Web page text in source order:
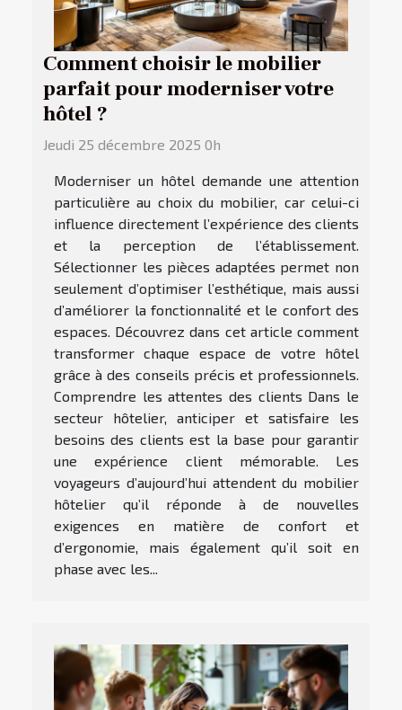
Comment choisir le mobilier
parfait pour moderniser votre
hôtel ?
Jeudi 25 décembre 2025 0h
Moderniser un hôtel demande une attention
particulière au choix du mobilier, car celui-ci
influence directement l’expérience des clients
et la perception de l’établissement.
Sélectionner les pièces adaptées permet non
seulement d’optimiser l’esthétique, mais aussi
d’améliorer la fonctionnalité et le confort des
espaces. Découvrez dans cet article comment
transformer chaque espace de votre hôtel
grâce à des conseils précis et professionnels.
Comprendre les attentes des clients Dans le
secteur hôtelier, anticiper et satisfaire les
besoins des clients est la base pour garantir
une expérience client mémorable. Les
voyageurs d’aujourd’hui attendent du mobilier
hôtelier qu’il réponde à de nouvelles
exigences en matière de confort et
d’ergonomie, mais également qu’il soit en
phase avec les...